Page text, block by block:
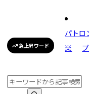
急上昇ワード
パトロ
楽